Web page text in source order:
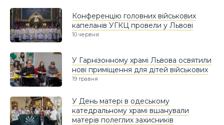
Конференцію головних військових
капеланів УГКЦ провели у Львові
10 червня
У Гарнізонному храмі Львова освятили
нові приміщення для дітей військових
19 травня
У День матері в одеському
катедральному храмі вшанували
матерів полеглих захисників